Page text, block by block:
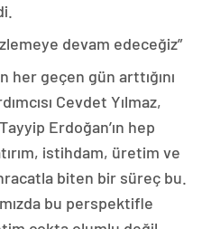
devam edeceğiz”
her geçen gün arttığını
Cevdet Yılmaz,
Erdoğan’ın hep
istihdam, üretim ve
biten bir süreç bu.
bu perspektifle